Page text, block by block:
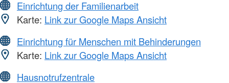
Einrichtung der Familienarbeit
Karte: Link zur Google Maps Ansicht
Einrichtung für Menschen mit Behinderungen
Karte: Link zur Google Maps Ansicht
Hausnotrufzentrale